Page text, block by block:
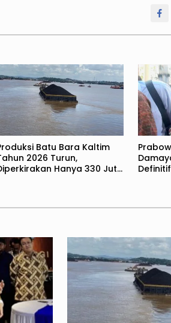
Batu Bara Kaltim
2026 Turun,
Hanya 330 Juta
Definitif